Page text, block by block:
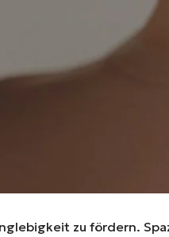
zu fördern.